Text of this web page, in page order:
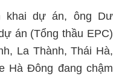
khai dự án, ông Dư
án (Tổng thầu EPC)
La Thành, Thái Hà,
Hà Đông đang chậm